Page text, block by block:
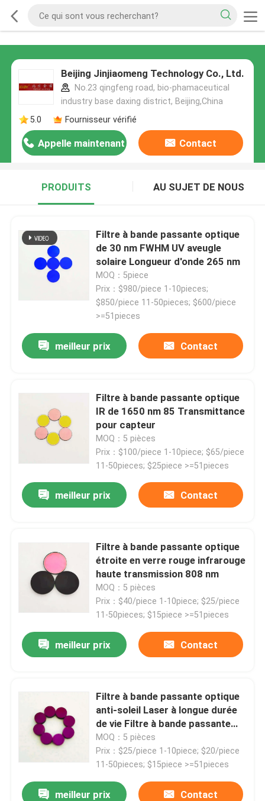
Beijing Jinjiaomeng Technology Co., Ltd.
No.23 qingfeng road, bio-phamaceutical
industry base daxing district, Beijing,China
5.0
Fournisseur vérifié
Appelle maintenant Contact
PRODUITS AU SUJET DE NOUS
Filtre à bande passante optique
de 30 nm FWHM UV aveugle
solaire Longueur d'onde 265 nm
MOQ：5piece
Prix：$980/piece 1-10pieces;
$850/piece 11-50pieces; $600/piece
>=51pieces
meilleur prix Contact
Filtre à bande passante optique
IR de 1650 nm 85 Transmittance
pour capteur
MOQ：5 pièces
Prix：$100/piece 1-10piece; $65/piece
11-50pieces; $25piece >=51pieces
meilleur prix Contact
Filtre à bande passante optique
étroite en verre rouge infrarouge
haute transmission 808 nm
MOQ：5 pièces
Prix：$40/piece 1-10piece; $25/piece
11-50pieces; $15piece >=51pieces
meilleur prix Contact
Filtre à bande passante optique
anti-soleil Laser à longue durée
de vie Filtre à bande passante
940 nm
MOQ：5 pièces
Prix：$25/piece 1-10piece; $20/piece
11-50pieces; $15piece >=51pieces
meilleur prix Contact